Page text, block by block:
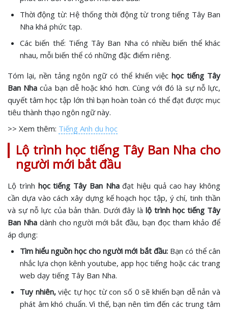
Thời động từ: Hệ thống thời động từ trong tiếng Tây Ban
Nha khá phức tạp.
Các biến thể: Tiếng Tây Ban Nha có nhiều biến thể khác
nhau, mỗi biến thể có những đặc điểm riêng.
Tóm lại, nền tảng ngôn ngữ có thể khiến việc học tiếng Tây
Ban Nha của bạn dễ hoặc khó hơn. Cùng với đó là sự nỗ lực,
quyết tâm học tập lớn thì bạn hoàn toàn có thể đạt được mục
tiêu thành thạo ngôn ngữ này.
>> Xem thêm: Tiếng Anh du học
Lộ trình học tiếng Tây Ban Nha cho
người mới bắt đầu
Lộ trình học tiếng Tây Ban Nhađạt hiệu quả cao hay không
cần dựa vào cách xây dựng kế hoạch học tập, ý chí, tinh thần
và sự nỗ lực của bản thân. Dưới đây làlộ trình học tiếng Tây
Ban Nhadành cho người mới bắt đầu, bạn đọc tham khảo để
áp dụng:
Tìm hiểu nguồn học cho người mới bắt đầu:Bạn có thể cân
nhắc lựa chọn kênh youtube, app học tiếng hoặc các trang
web dạy tiếng Tây Ban Nha.
Tuy nhiên,việc tự học từ con số 0 sẽ khiến bạn dễ nản và
phát âm khó chuẩn. Vì thế, bạn nên tìm đến các trung tâm